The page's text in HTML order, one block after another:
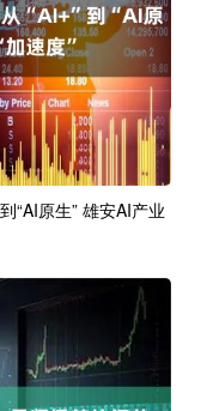
“AI原生” 雄安AI产业